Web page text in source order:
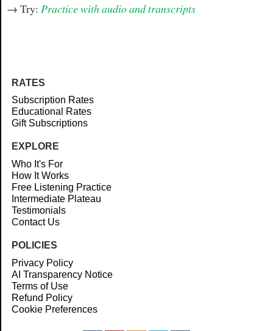
→ Try: Practice with audio and transcripts
RATES
Subscription Rates
Educational Rates
Gift Subscriptions
EXPLORE
Who It's For
How It Works
Free Listening Practice
Intermediate Plateau
Testimonials
Contact Us
POLICIES
Privacy Policy
AI Transparency Notice
Terms of Use
Refund Policy
Cookie Preferences